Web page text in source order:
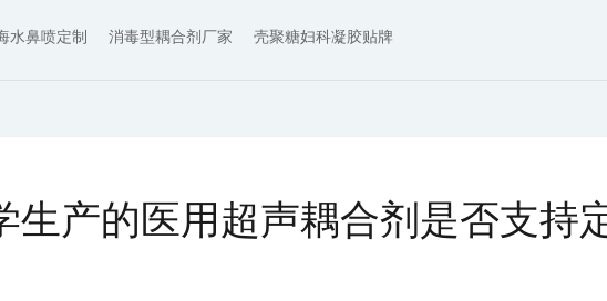
水鼻喷定制 消毒型耦合剂厂家 壳聚糖妇科凝胶贴牌
生产的医用超声耦合剂是否支持